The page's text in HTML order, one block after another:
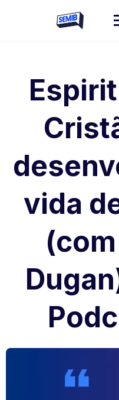
vida